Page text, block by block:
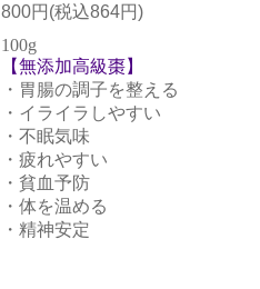
800円(税込864円)
100g
【無添加高級棗】
・胃腸の調子を整える
・イライラしやすい
・不眠気味
・疲れやすい
・貧血予防
・体を温める
・精神安定